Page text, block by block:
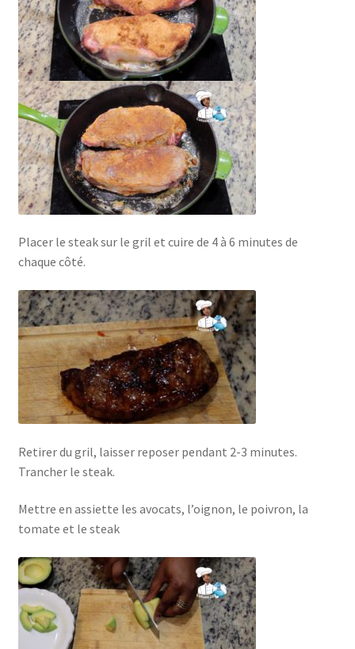
Placer le steak sur le gril et cuire de 4 à 6 minutes de
chaque côté.
Retirer du gril, laisser reposer pendant 2-3 minutes.
Trancher le steak.
Mettre en assiette les avocats, l’oignon, le poivron, la
tomate et le steak